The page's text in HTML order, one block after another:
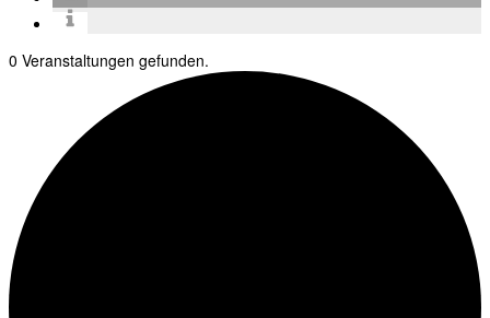
0 Veranstaltungen gefunden.